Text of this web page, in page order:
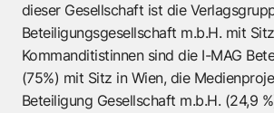
dieser Gesellschaft ist die
Beteiligungsgesellschaft m.b.H. mit
Kommanditistinnen sind die I-MAG
(75%) mit Sitz in Wien, die
Beteiligung Gesellschaft m.b.H. (24,9